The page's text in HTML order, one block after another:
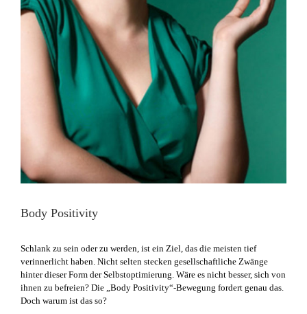
Body Positivity
​Schlank zu sein oder zu werden, ist ein Ziel, das die meisten tief
verinnerlicht haben. Nicht selten stecken gesellschaftliche Zwänge
hinter dieser Form der Selbstoptimierung. Wäre es nicht besser, sich von
ihnen zu befreien? Die „Body Positivity“-Bewegung fordert genau das.
Doch warum ist das so?